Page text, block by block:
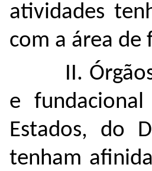
atividades
com a área de
II.
e
Estados, do
tenham